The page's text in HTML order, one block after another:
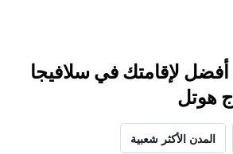
أفضل لإقامتك في سلافيجا
هوتل
المدن الأكثر شعبية